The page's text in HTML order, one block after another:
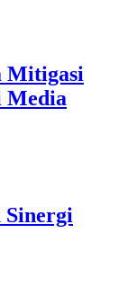
Mitigasi
Media